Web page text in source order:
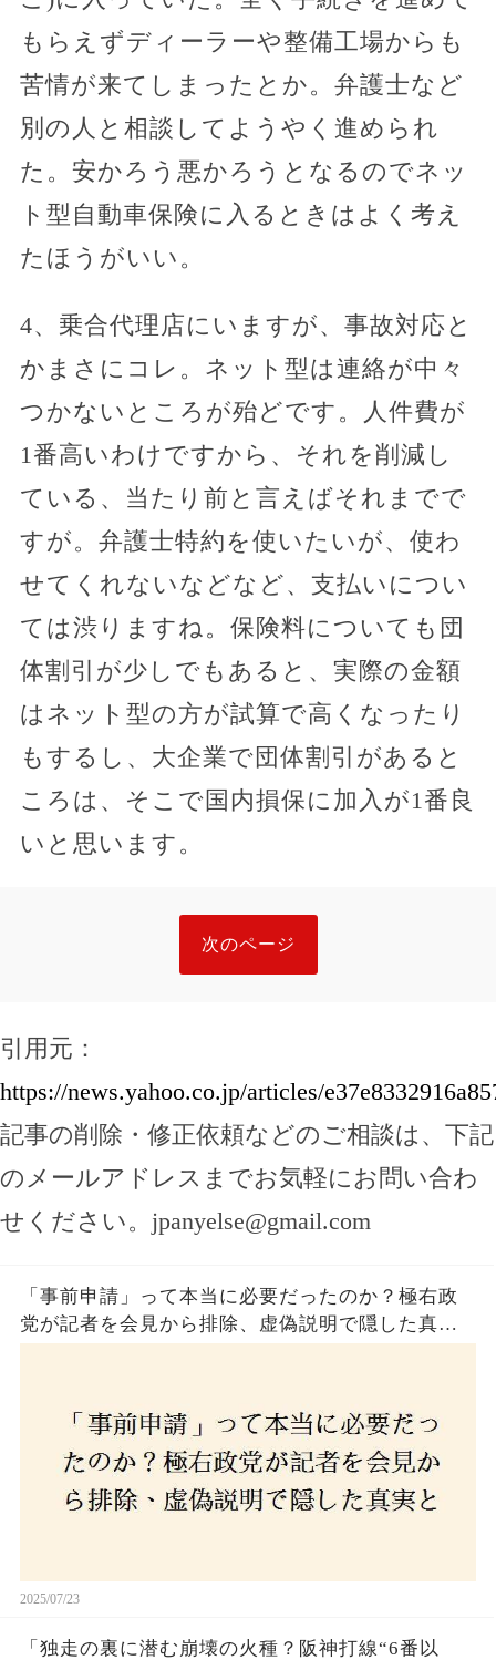
もらえずディーラーや整備工場からも
苦情が来てしまったとか。弁護士など
別の人と相談してようやく進められ
た。安かろう悪かろうとなるのでネッ
ト型自動車保険に入るときはよく考え
たほうがいい。
4、乗合代理店にいますが、事故対応と
かまさにコレ。ネット型は連絡が中々
つかないところが殆どです。人件費が
1番高いわけですから、それを削減し
ている、当たり前と言えばそれまでで
すが。弁護士特約を使いたいが、使わ
せてくれないなどなど、支払いについ
ては渋りますね。保険料についても団
体割引が少しでもあると、実際の金額
はネット型の方が試算で高くなったり
もするし、大企業で団体割引があると
ころは、そこで国内損保に加入が1番良
いと思います。
次のページ
引用元：
https://news.yahoo.co.jp/articles/
記事の削除・修正依頼などのご相談は、下記
のメールアドレスまでお気軽にお問い合わ
せください。 jpanyelse@gmail.com
「事前申請」って本当に必要だったのか？極右政
党が記者を会見から排除、虚偽説明で隠した真実
2025/07/23
「独走の裏に潜む崩壊の火種？阪神打線“6番以